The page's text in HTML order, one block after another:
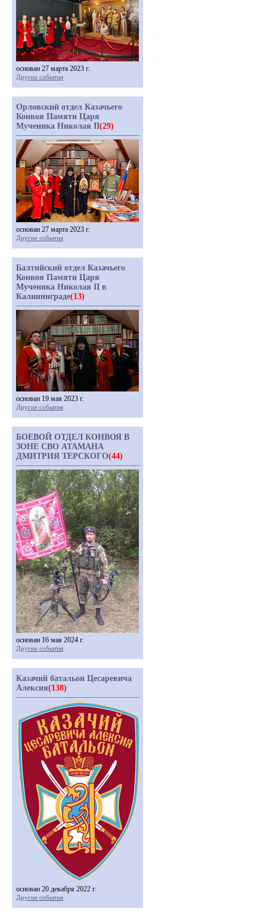
основан 27 марта 2023 г.
Другие события
Орловский отдел Казачьего
Конвоя Памяти Царя
Мученика Николая II(29)
основан 27 марта 2023 г.
Другие события
Балтийский отдел Казачьего
Конвоя Памяти Царя
Мученика Николая II в
Калининграде(13)
основан 19 мая 2023 г.
Другие события
БОЕВОЙ ОТДЕЛ КОНВОЯ В
ЗОНЕ СВО АТАМАНА
ДМИТРИЯ ТЕРСКОГО(44)
основан 16 мая 2024 г.
Другие события
Казачий батальон Цесаревича
Алексия(138)
основан 20 декабря 2022 г.
Другие события